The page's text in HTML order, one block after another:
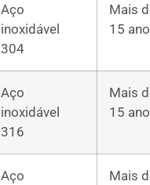
Aço
inoxidável
304
Mais
15
Aço
inoxidável
316
Mais
15
Aço
Mais